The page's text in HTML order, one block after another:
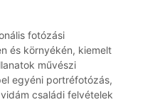
fotózási
és környékén, kiemelt
művészi
egyéni portréfotózás,
családi felvételek